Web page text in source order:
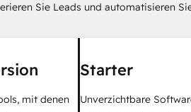
Sie Leads und automatisieren
mit denen
Starter
Unverzichtbare